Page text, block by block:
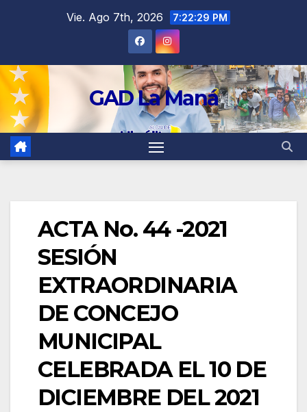
Vie. Ago 7th, 2026 7:22:29 PM
GAD La Maná
ACTA No. 44 -2021
SESIÓN
EXTRAORDINARIA
DE CONCEJO
MUNICIPAL
CELEBRADA EL 10 DE
DICIEMBRE DEL 2021